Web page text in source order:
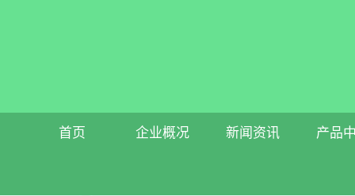
首页 企业概况 新闻资讯 产品